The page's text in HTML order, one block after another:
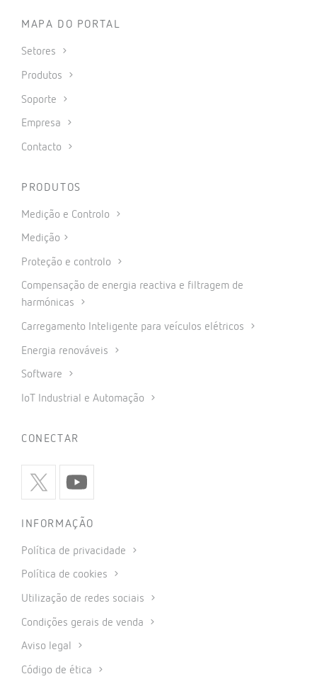
MAPA DO PORTAL
Setores
Produtos
Soporte
Empresa
Contacto
PRODUTOS
Medição e Controlo
Medição
Proteção e controlo
Compensação de energia reactiva e filtragem de
harmónicas
Carregamento Inteligente para veículos elétricos
Energia renováveis
Software
IoT Industrial e Automação
CONECTAR
INFORMAÇÃO
Política de privacidade
Política de cookies
Utilização de redes sociais
Condições gerais de venda
Aviso legal
Código de ética